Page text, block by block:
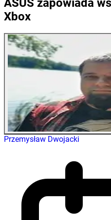
ASUS zapowiada
Xbox
Przemysław Dwojacki